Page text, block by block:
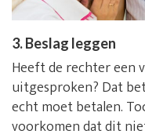
3. Beslag leggen
Heeft de rechter een
uitgesproken? Dat
echt moet betalen.
voorkomen dat dit